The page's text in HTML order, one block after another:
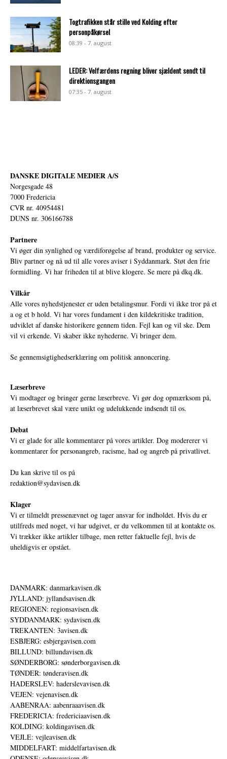
Togtrafikken står stille ved Kolding efter
personpåkørsel
08:39 - 7. august
LEDER: Velfærdens regning bliver sjældent sendt til
direktionsgangen
07:35 - 7. august
DANSKE DIGITALE MEDIER A/S
Norgesgade 48
7000 Fredericia
CVR nr. 40954481
DUNS nr. 306166788
Partnere
Vi øger din synlighed og værdiforøgelse af brand, produkter og service.
Bliv partner og nå ud til alle vores aviser i Syddanmark. Støt den frie
formidling. Vi har friheden til at blive klogere. Se mere på dkq.dk.
Vilkår
Alle vores nyhedstjenester er uden betalingsmur. Fordi vi ikke tror på et
a og et b hold. Vi har vores fundament i den kildekritiske tradition,
udviklet af danske historikere gennem tiden. Fejl kan og vil ske. Dem
vil vi erkende. Vi skaber ikke nyhederne. Vi bringer dem.
Se gennemsigtighedserklæring om politisk annoncering.
Læserbreve
Vi modtager og bringer gerne læserbreve. Vi gør dog opmærksom på,
at læserbrevet skal være unikt og udelukkende indsendt til os.
Debat
Vi er glade for alle kommentarer på vores artikler. Dog modererer vi
kommentarer for personangreb, racisme, had og angreb på privatlivet.
Du kan skrive til os på
redaktion@sydavisen.dk
Klager
Vi er tilmeldt pressenævnet og tager ansvar for indholdet. Hvis du er
utilfreds med noget, vi har udgivet, er du velkommen til at kontakte os.
Vi trækker ikke artikler tilbage, men retter faktuelle fejl, hvis de
uheldigvis er opstået.
DANMARK: danmarkavisen.dk
JYLLAND: jyllandsavisen.dk
REGIONEN: regionsavisen.dk
SYDDANMARK: sydavisen.dk
TREKANTEN: 3avisen.dk
ESBJERG: esbjergavisen.com
BILLUND: billundavisen.dk
SØNDERBORG: sønderborgavisen.dk
TØNDER: tønderavisen.dk
HADERSLEV: haderslevavisen.dk
VEJEN: vejenavisen.dk
AABENRAA: aabenraaavisen.dk
FREDERICIA: fredericiaavisen.dk
KOLDING: koldingavisen.dk
VEJLE: vejleavisen.dk
MIDDELFART: middelfartavisen.dk